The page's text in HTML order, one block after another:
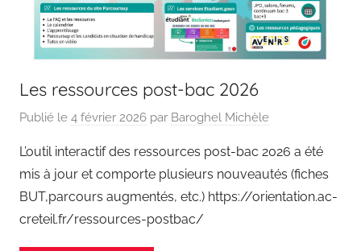
Les ressources post-bac 2026
Publié le 4 février 2026 par Baroghel Michèle
L’outil interactif des ressources post-bac 2026 a été
mis à jour et comporte plusieurs nouveautés (fiches
BUT,parcours augmentés, etc.) https://orientation.ac-
creteil.fr/ressources-postbac/